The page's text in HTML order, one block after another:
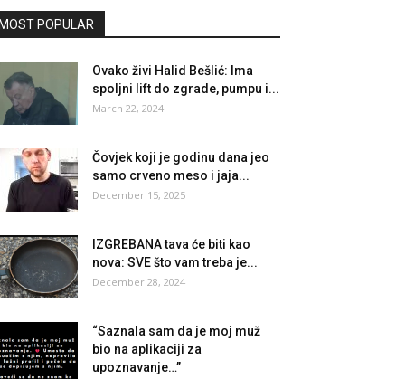
POPULAR
Ovako živi Halid Bešlić: Ima
spoljni lift do zgrade, pumpu i...
March 22, 2024
Čovjek koji je godinu dana jeo
samo crveno meso i jaja...
December 15, 2025
IZGREBANA tava će biti kao
nova: SVE što vam treba je...
December 28, 2024
“Saznala sam da je moj muž
bio na aplikaciji za
upoznavanje…”